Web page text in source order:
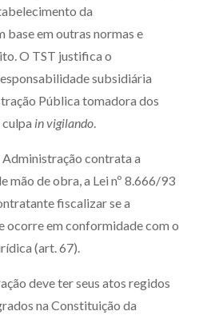
da
base em outras normas e
O TST justifica o
subsidiária
Pública tomadora dos
in vigilando.
Administração contrata a
mão de obra, a Lei nº 8.666/93
fiscalizar se a
ocorre em conformidade com o
(art. 67).
deve ter seus atos regidos
na Constituição da